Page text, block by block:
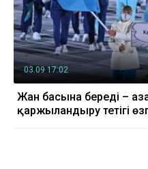
03.09 17:02
Жан басына береді –
қаржыландыру тетігі